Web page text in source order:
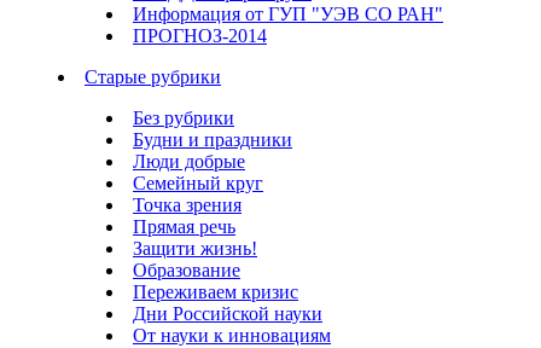
Информация от ГУП "УЭВ СО РАН"
ПРОГНОЗ-2014
Старые рубрики
Без рубрики
Будни и праздники
Люди добрые
Семейный круг
Точка зрения
Прямая речь
Защити жизнь!
Образование
Переживаем кризис
Дни Российской науки
От науки к инновациям